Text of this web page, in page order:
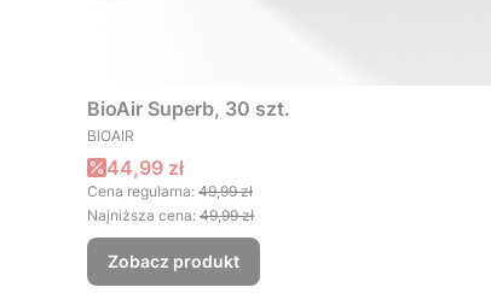
BioAir Superb, 30 szt.
PRODUCENT
BIOAIR
Cena promocyjna
44,99 zł
Cena regularna: 49,99 zł
Najniższa cena: 49,99 zł
Zobacz produkt